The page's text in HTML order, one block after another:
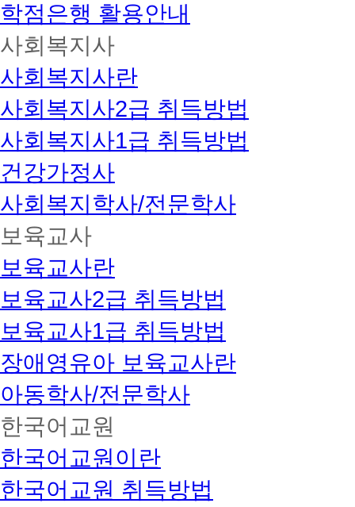
학점은행 활용안내
사회복지사
사회복지사란
사회복지사2급 취득방법
사회복지사1급 취득방법
건강가정사
사회복지학사/전문학사
보육교사
보육교사란
보육교사2급 취득방법
보육교사1급 취득방법
장애영유아 보육교사란
아동학사/전문학사
한국어교원
한국어교원이란
한국어교원 취득방법